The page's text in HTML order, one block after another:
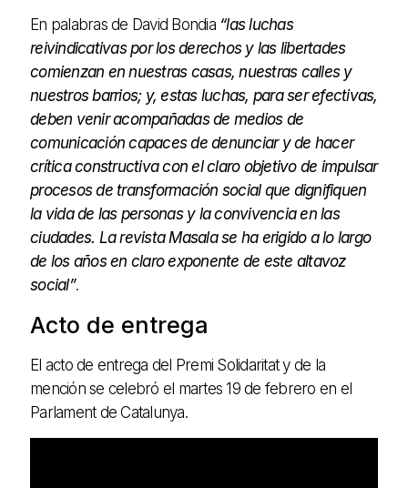
En palabras de David Bondia “las luchas
reivindicativas por los derechos y las libertades
comienzan en nuestras casas, nuestras calles y
nuestros barrios; y, estas luchas, para ser efectivas,
deben venir acompañadas de medios de
comunicación capaces de denunciar y de hacer
crítica constructiva con el claro objetivo de impulsar
procesos de transformación social que dignifiquen
la vida de las personas y la convivencia en las
ciudades. La revista Masala se ha erigido a lo largo
de los años en claro exponente de este altavoz
social”.
Acto de entrega
El acto de entrega del Premi Solidaritat y de la
mención se celebró el martes 19 de febrero en el
Parlament de Catalunya.